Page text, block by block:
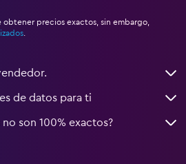
precios exactos, sin embargo,
de datos para ti
son 100% exactos?